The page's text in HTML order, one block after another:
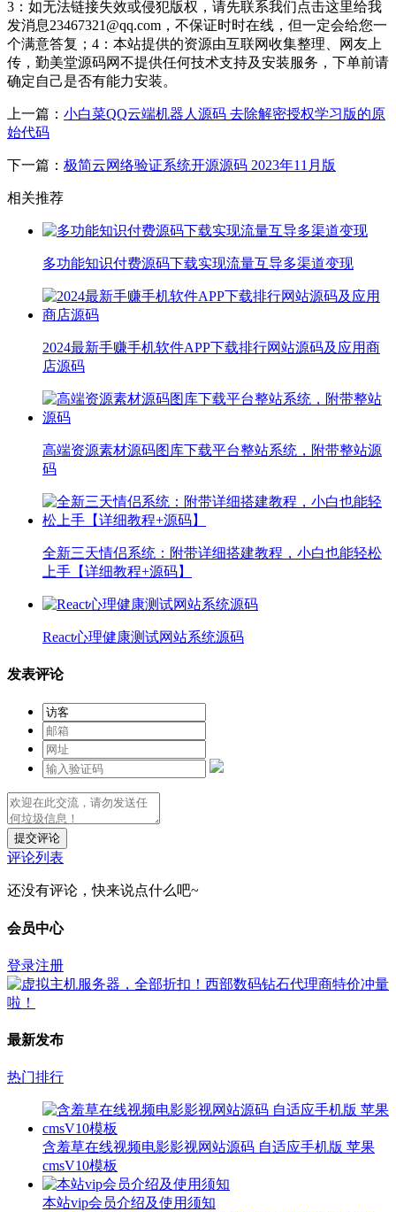
3：如无法链接失效或侵犯版权，请先联系我们点击这里给我
发消息23467321@qq.com，不保证时时在线，但一定会给您一
个满意答复；4：本站提供的资源由互联网收集整理、网友上
传，勤美堂源码网不提供任何技术支持及安装服务，下单前请
确定自己是否有能力安装。
上一篇： 小白菜QQ云端机器人源码 去除解密授权学习版的原
始代码
下一篇： 极简云网络验证系统开源源码 2023年11月版
相关推荐
多功能知识付费源码下载实现流量互导多渠道变现
2024最新手赚手机软件APP下载排行网站源码及应用商
店源码
高端资源素材源码图库下载平台整站系统，附带整站源
码
全新三天情侣系统：附带详细搭建教程，小白也能轻松
上手【详细教程+源码】
React心理健康测试网站系统源码
发表评论
提交评论
评论列表
还没有评论，快来说点什么吧~
会员中心
登录注册
最新发布
热门排行
含羞草在线视频电影影视网站源码 自适应手机版 苹果
cmsV10模板
本站vip会员介绍及使用须知